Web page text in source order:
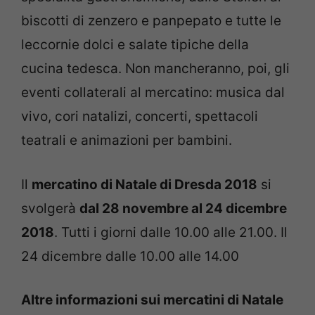
biscotti di zenzero e panpepato e tutte le
leccornie dolci e salate tipiche della
cucina tedesca. Non mancheranno, poi, gli
eventi collaterali al mercatino: musica dal
vivo, cori natalizi, concerti, spettacoli
teatrali e animazioni per bambini.
Il mercatino di Natale di Dresda 2018 si
svolgerà dal 28 novembre al 24 dicembre
2018. Tutti i giorni dalle 10.00 alle 21.00. Il
24 dicembre dalle 10.00 alle 14.00
Altre informazioni sui mercatini di Natale